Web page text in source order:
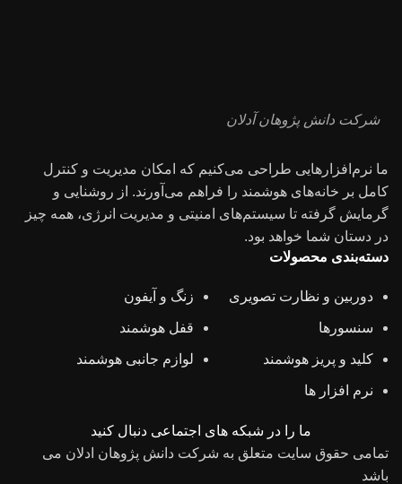
شرکت دانش پژوهان آدلان
ما نرم‌افزارهایی طراحی می‌کنیم که امکان مدیریت و کنترل
کامل بر خانه‌های هوشمند را فراهم می‌آورند. از روشنایی و
گرمایش گرفته تا سیستم‌های امنیتی و مدیریت انرژی، همه چیز
در دستان شما خواهد بود.
دسته‌‌بندی محصولات
دوربین و نظارت تصویری زنگ و آیفون
سنسورها قفل هوشمند
کلید و پریز هوشمند لوازم جانبی هوشمند
نرم افزار ها
ما را در شبکه های اجتماعی دنبال کنید
تمامی حقوق سایت متعلق به شرکت دانش پژوهان ادلان می
باشد